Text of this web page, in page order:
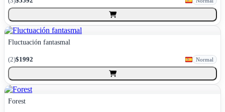
Fluctuación fantasmal
(2)$1992 Normal
Forest